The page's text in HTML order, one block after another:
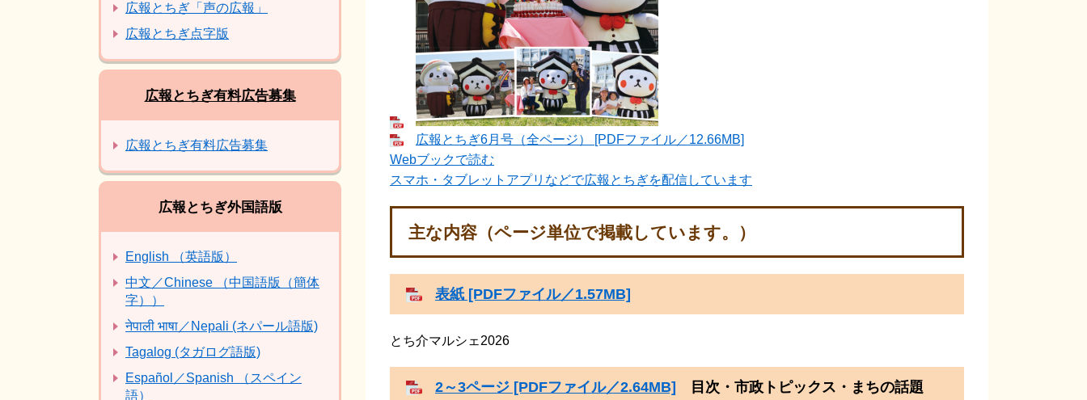
広報とちぎ6月号（全ページ） [PDFファイル／12.66MB]
Webブックで読む
スマホ・タブレットアプリなどで広報とちぎを配信しています
主な内容（ページ単位で掲載しています。）
表紙 [PDFファイル／1.57MB]
とち介マルシェ2026
2～3ページ [PDFファイル／2.64MB] 目次・市政トピックス・まちの話題
広報とちぎ「声の広報」
広報とちぎ点字版
広報とちぎ有料広告募集
広報とちぎ有料広告募集
広報とちぎ外国語版
English （英語版）
中文／Chinese （中国語版（簡体
字））
नेपाली भाषा／Nepali (ネパール語版)
Tagalog (タガログ語版)
Español／Spanish （スペイン
語）